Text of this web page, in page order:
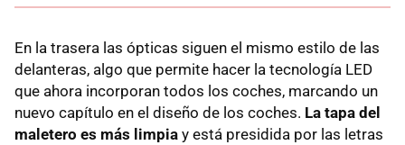
En la trasera las ópticas siguen el mismo estilo de las
delanteras, algo que permite hacer la tecnología LED
que ahora incorporan todos los coches, marcando un
nuevo capítulo en el diseño de los coches. La tapa del
maletero es más limpia y está presidida por las letras